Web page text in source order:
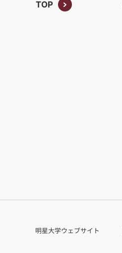
TOP
明星大学ウェブサイト